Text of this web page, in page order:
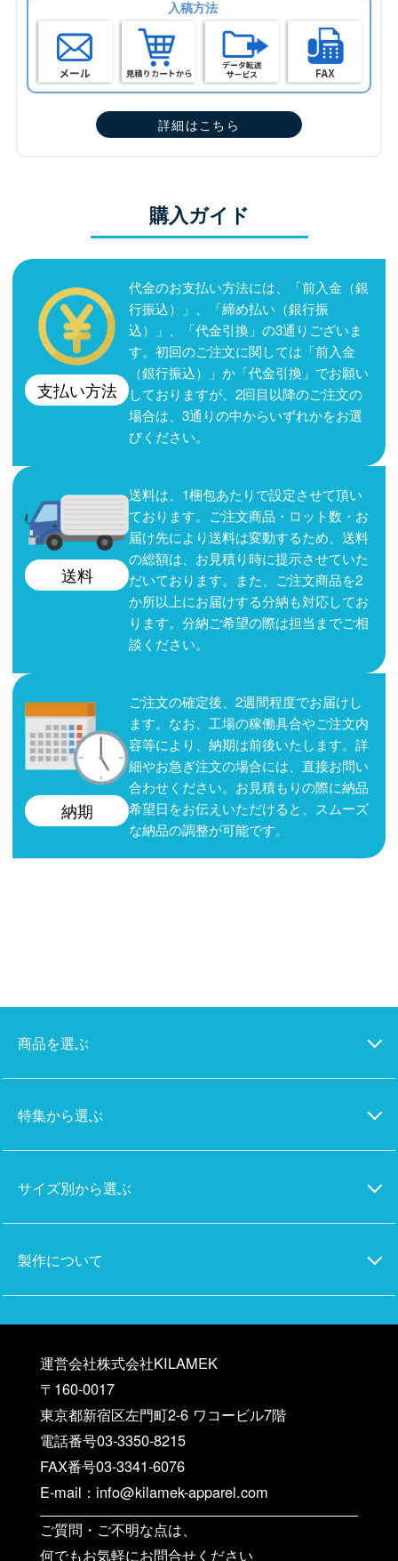
入稿方法
詳細はこちら
購入ガイド
支払い方法
代金のお支払い方法には、「前入金（銀
行振込）」、「締め払い（銀行振
込）」、「代金引換」の3通りございま
す。初回のご注文に関しては「前入金
（銀行振込）」か「代金引換」でお願い
しておりますが、2回目以降のご注文の
場合は、3通りの中からいずれかをお選
びください。
送料
送料は、1梱包あたりで設定させて頂い
ております。ご注文商品・ロット数・お
届け先により送料は変動するため、送料
の総額は、お見積り時に提示させていた
だいております。また、ご注文商品を2
か所以上にお届けする分納も対応してお
ります。分納ご希望の際は担当までご相
談ください。
納期
ご注文の確定後、2週間程度でお届けし
ます。なお、工場の稼働具合やご注文内
容等により、納期は前後いたします。詳
細やお急ぎ注文の場合には、直接お問い
合わせください。お見積もりの際に納品
希望日をお伝えいただけると、スムーズ
な納品の調整が可能です。
商品を選ぶ
特集から選ぶ
サイズ別から選ぶ
製作について
運営会社株式会社KILAMEK
〒160-0017
東京都新宿区左門町2-6 ワコービル7階
電話番号03-3350-8215
FAX番号03-3341-6076
E-mail：info@kilamek-apparel.com
ご質問・ご不明な点は、
何でもお気軽にお問合せください